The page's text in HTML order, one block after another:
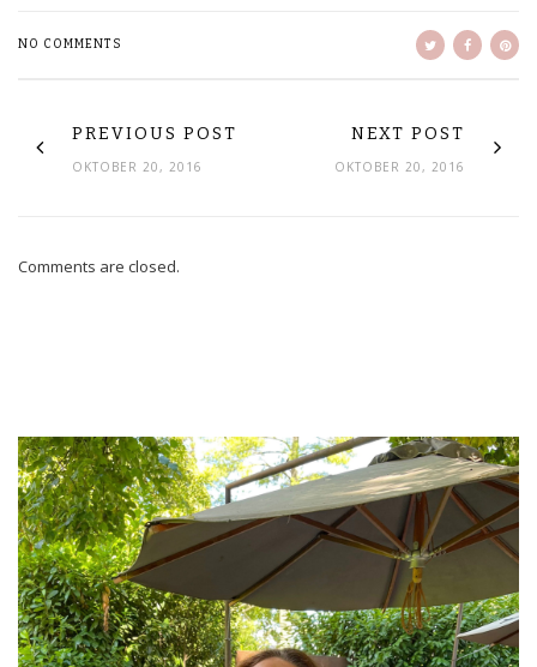
NO COMMENTS
PREVIOUS POST
OKTOBER 20, 2016
NEXT POST
OKTOBER 20, 2016
Comments are closed.